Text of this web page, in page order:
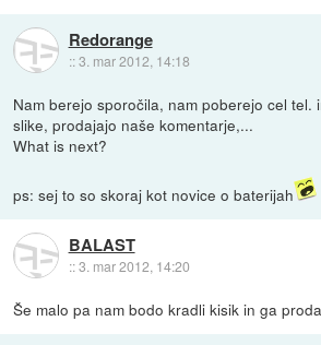
Redorange
::3. mar 2012, 14:18
Nam berejo sporočila, nam poberejo cel tel.
slike, prodajajo naše komentarje,...
What is next?
ps: sej to so skoraj kot novice o baterijah
BALAST
::3. mar 2012, 14:20
Še malo pa nam bodo kradli kisik in ga